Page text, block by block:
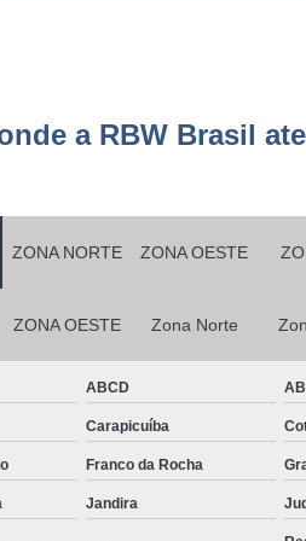
predial
Serviços
Serviços
a RBW Brasil
ZONA NORTE ZONA OESTE
ZONA OESTE Zona Norte
ABCD
Carapicuíba
Franco da Rocha
Jandira